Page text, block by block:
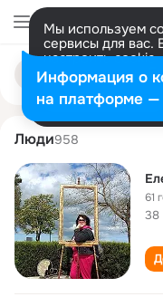
Мы используем
сервисы для вас.
настроить
представитель.
Разрешить все
Поиск
людям
elena levitskaya
Люди958
61
38
Информация о
на платформе —